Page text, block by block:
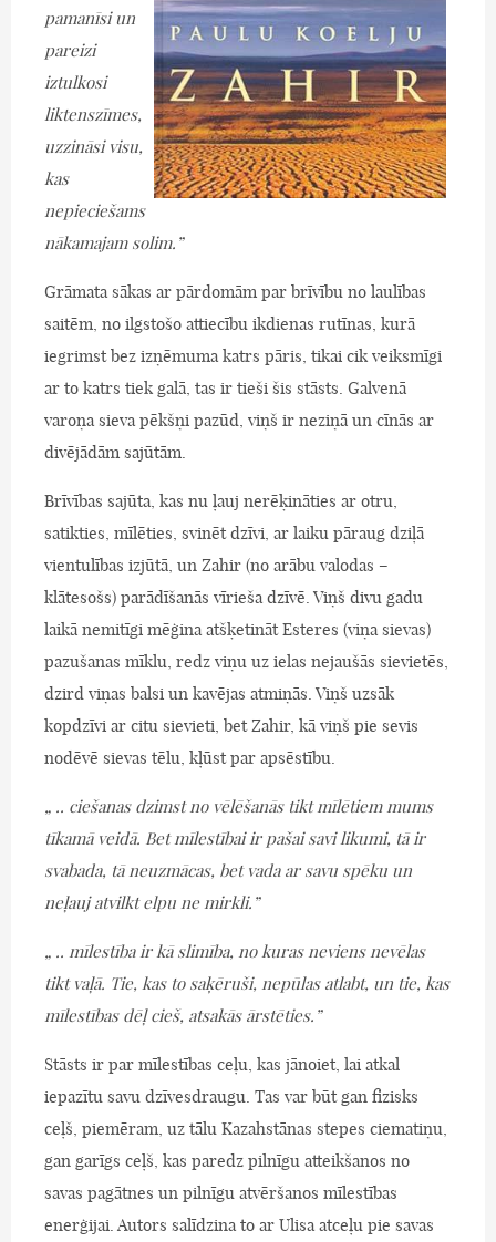
pamanīsi un
pareizi
iztulkosi
liktenszīmes,
uzzināsi visu,
kas
nepieciešams
nākamajam solim.”
Grāmata sākas ar pārdomām par brīvību no laulības
saitēm, no ilgstošo attiecību ikdienas rutīnas, kurā
iegrimst bez izņēmuma katrs pāris, tikai cik veiksmīgi
ar to katrs tiek galā, tas ir tieši šis stāsts. Galvenā
varoņa sieva pēkšņi pazūd, viņš ir neziņā un cīnās ar
divējādām sajūtām.
Brīvības sajūta, kas nu ļauj nerēķināties ar otru,
satikties, mīlēties, svinēt dzīvi, ar laiku pāraug dziļā
vientulības izjūtā, un Zahir (no arābu valodas –
klātesošs) parādīšanās vīrieša dzīvē. Viņš divu gadu
laikā nemitīgi mēģina atšķetināt Esteres (viņa sievas)
pazušanas mīklu, redz viņu uz ielas nejaušās sievietēs,
dzird viņas balsi un kavējas atmiņās. Viņš uzsāk
kopdzīvi ar citu sievieti, bet Zahir, kā viņš pie sevis
nodēvē sievas tēlu, kļūst par apsēstību.
„ .. ciešanas dzimst no vēlēšanās tikt mīlētiem mums
tīkamā veidā. Bet mīlestībai ir pašai savi likumi, tā ir
svabada, tā neuzmācas, bet vada ar savu spēku un
neļauj atvilkt elpu ne mirkli.”
„ .. mīlestība ir kā slimība, no kuras neviens nevēlas
tikt vaļā. Tie, kas to saķēruši, nepūlas atlabt, un tie, kas
mīlestības dēļ cieš, atsakās ārstēties.”
Stāsts ir par mīlestības ceļu, kas jānoiet, lai atkal
iepazītu savu dzīvesdraugu. Tas var būt gan fizisks
ceļš, piemēram, uz tālu Kazahstānas stepes ciematiņu,
gan garīgs ceļš, kas paredz pilnīgu atteikšanos no
savas pagātnes un pilnīgu atvēršanos mīlestības
enerģijai. Autors salīdzina to ar Ulisa atceļu pie savas